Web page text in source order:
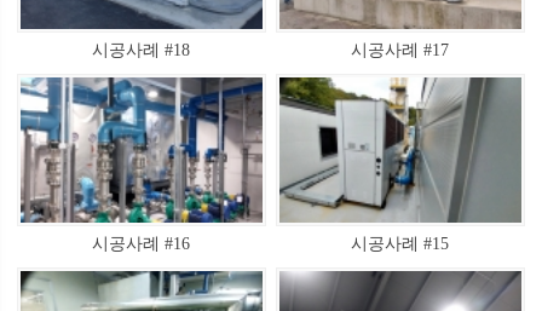
시공사례 #18 시공사례 #17
시공사례 #16 시공사례 #15